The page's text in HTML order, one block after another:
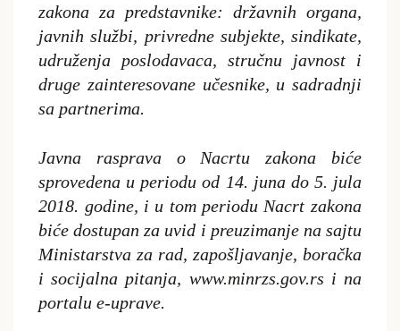
zakona za predstavnike: državnih organa,
javnih službi, privredne subjekte, sindikate,
udruženja poslodavaca, stručnu javnost i
druge zainteresovane učesnike, u sadradnji
sa partnerima.
Javna rasprava o Nacrtu zakona biće
sprovedena u periodu od 14. juna do 5. jula
2018. godine, i u tom periodu Nacrt zakona
biće dostupan za uvid i preuzimanje na sajtu
Ministarstva za rad, zapošljavanje, boračka
i socijalna pitanja, www.minrzs.gov.rs i na
portalu e-uprave.